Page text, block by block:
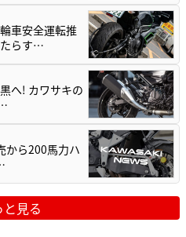
車安全運転推
らす…
へ! カワサキの
から200馬力ハ
と見る